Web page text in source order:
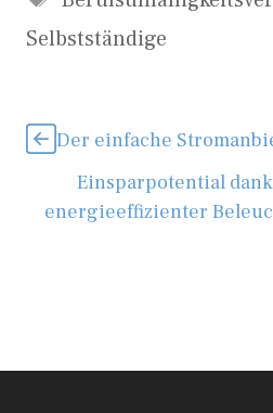
Selbstständige
Der einfache
Einsparpotential
energieeffizienter